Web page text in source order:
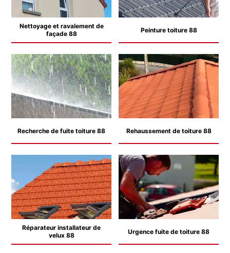
Nettoyage et ravalement de
façade 88
Peinture toiture 88
Recherche de fuite toiture 88 Rehaussement de toiture 88
Réparateur installateur de
velux 88
Urgence fuite de toiture 88